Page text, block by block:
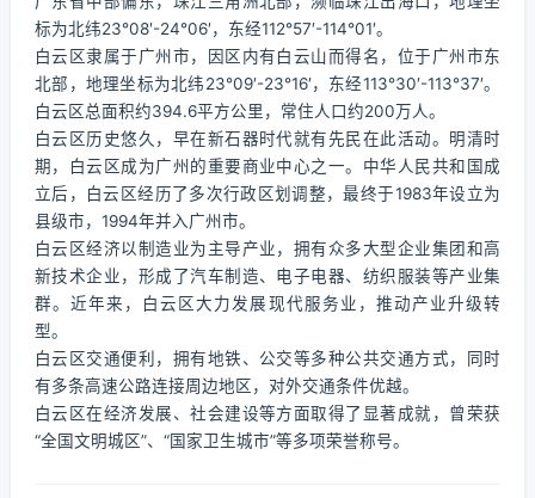
标为北纬23°08′-24°06′，东经112°57′-114°01′。
白云区隶属于广州市，因区内有白云山而得名，位于广州市东
北部，地理坐标为北纬23°09′-23°16′，东经113°30′-113°37′。
白云区总面积约394.6平方公里，常住人口约200万人。
白云区历史悠久，早在新石器时代就有先民在此活动。明清时
期，白云区成为广州的重要商业中心之一。中华人民共和国成
立后，白云区经历了多次行政区划调整，最终于1983年设立为
县级市，1994年并入广州市。
白云区经济以制造业为主导产业，拥有众多大型企业集团和高
新技术企业，形成了汽车制造、电子电器、纺织服装等产业集
群。近年来，白云区大力发展现代服务业，推动产业升级转
型。
白云区交通便利，拥有地铁、公交等多种公共交通方式，同时
有多条高速公路连接周边地区，对外交通条件优越。
白云区在经济发展、社会建设等方面取得了显著成就，曾荣获
“全国文明城区”、“国家卫生城市”等多项荣誉称号。